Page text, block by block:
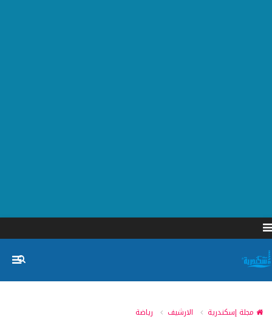
مجلة إسكندرية الارشيف رياضة